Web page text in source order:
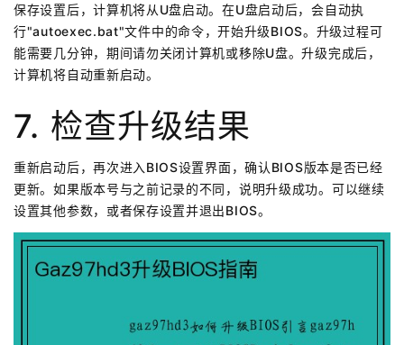
保存设置后，计算机将从U盘启动。在U盘启动后，会自动执
行"autoexec.bat"文件中的命令，开始升级BIOS。升级过程可
能需要几分钟，期间请勿关闭计算机或移除U盘。升级完成后，
计算机将自动重新启动。
7. 检查升级结果
重新启动后，再次进入BIOS设置界面，确认BIOS版本是否已经
更新。如果版本号与之前记录的不同，说明升级成功。可以继续
设置其他参数，或者保存设置并退出BIOS。